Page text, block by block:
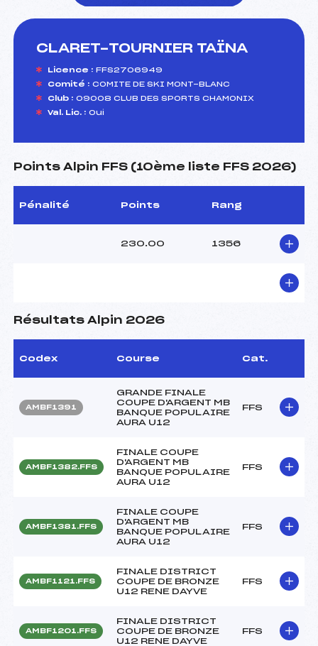
CLARET-TOURNIER TAÏNA
Licence : FFS2706949
Comité : COMITE DE SKI MONT-BLANC
Club : 09008 CLUB DES SPORTS CHAMONIX
Val. Lic. : Oui
Points Alpin FFS (10ème liste FFS 2026)
Pénalité Points Rang
230.00 1356
Résultats Alpin 2026
Codex Course Cat.
AMBF1391
GRANDE FINALE
COUPE D'ARGENT MB
BANQUE POPULAIRE
AURA U12
FFS
AMBF1382.FFS
FINALE COUPE
D'ARGENT MB
BANQUE POPULAIRE
AURA U12
FFS
AMBF1381.FFS
FINALE COUPE
D'ARGENT MB
BANQUE POPULAIRE
AURA U12
FFS
AMBF1121.FFS
FINALE DISTRICT
COUPE DE BRONZE
U12 RENE DAYVE
FFS
AMBF1201.FFS
FINALE DISTRICT
COUPE DE BRONZE
U12 RENE DAYVE
FFS